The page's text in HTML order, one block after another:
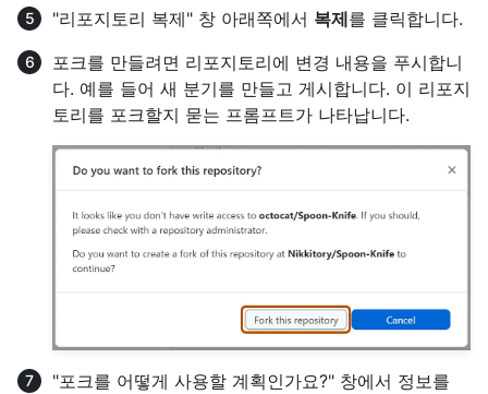
"리포지토리 복제" 창 아래쪽에서 복제를 클릭합니다.
포크를 만들려면 리포지토리에 변경 내용을 푸시합니
다. 예를 들어 새 분기를 만들고 게시합니다. 이 리포지
토리를 포크할지 묻는 프롬프트가 나타납니다.
"포크를 어떻게 사용할 계획인가요?" 창에서 정보를